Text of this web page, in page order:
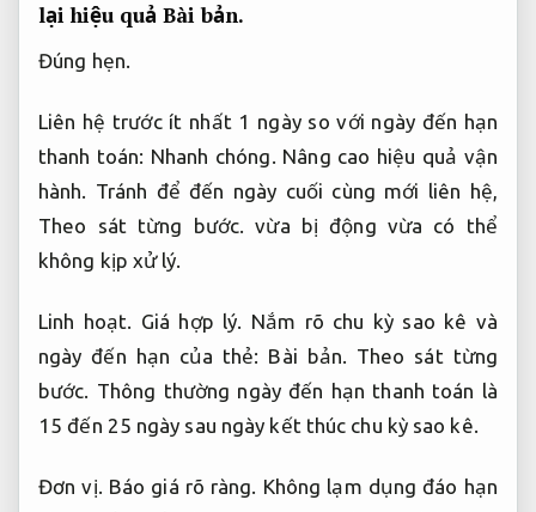
lại hiệu quả Bài bản.
Đúng hẹn.
Liên hệ trước ít nhất 1 ngày so với ngày đến hạn
thanh toán: Nhanh chóng.
Nâng cao hiệu quả vận
hành.
Tránh để đến ngày cuối cùng mới liên hệ,
Theo sát từng bước.
vừa bị động vừa có thể
không kịp xử lý.
Linh hoạt. Giá hợp lý. Nắm rõ chu kỳ sao kê và
ngày đến hạn của thẻ: Bài bản. Theo sát từng
bước. Thông thường ngày đến hạn thanh toán là
15 đến 25 ngày sau ngày kết thúc chu kỳ sao kê.
Đơn vị. Báo giá rõ ràng. Không lạm dụng đáo hạn